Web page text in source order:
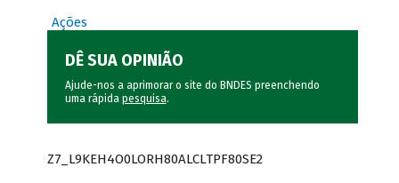
Ações
DÊ SUA OPINIÃO
Ajude-nos a aprimorar o site do BNDES preenchendo
uma rápida pesquisa.
Z7_L9KEH4O0LORH80ALCLTPF80SE2